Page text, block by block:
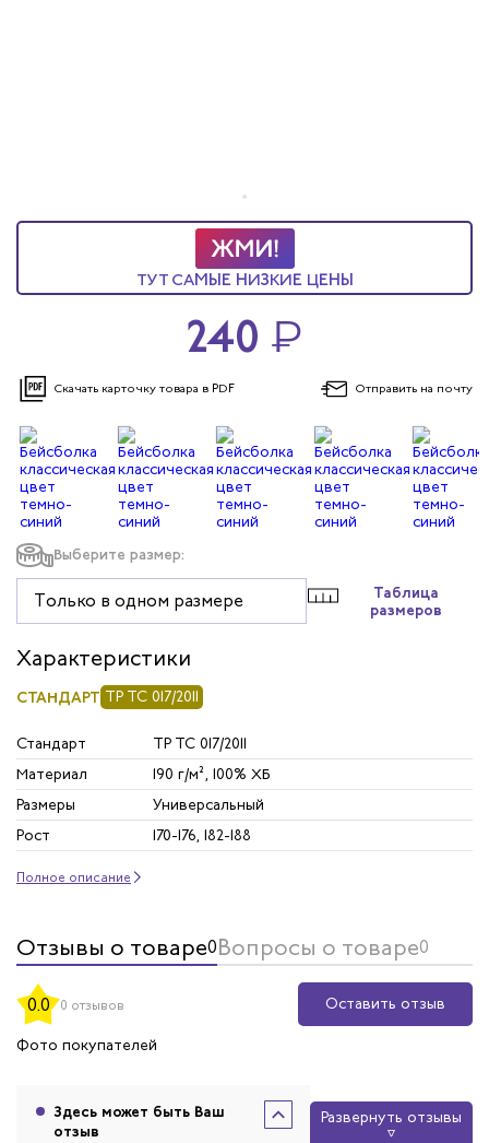
Выберите размер:
Только в одном размере
Таблица
размеров
Характеристики
СТАНДАРТ ТР ТС 017/2011
Стандарт
ТР ТС 017/2011
Материал
190 г/м², 100% ХБ
Размеры
Универсальный
Рост
170-176, 182-188
Полное описание
ТУТ САМЫЕ НИЗКИЕ ЦЕНЫ
240 ₽
Скачать карточку товара в PDF Отправить на почту
Отзывы о товаре0Вопросы о товаре0
0.0 0 отзывов
Оставить отзыв
Фото покупателей
Здесь может быть Ваш
отзыв
Развернуть отзывы